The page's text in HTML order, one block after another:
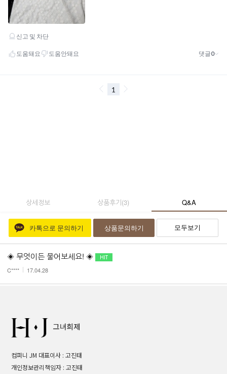
상세정보 상품후기(3) Q&A
카톡으로 문의하기 상품문의하기 모두보기
◈ 무엇이든 물어보세요! ◈
C**** 17.04.28
컴퍼니 JM 대표이사 : 고진태
개인정보관리책임자 : 고진태